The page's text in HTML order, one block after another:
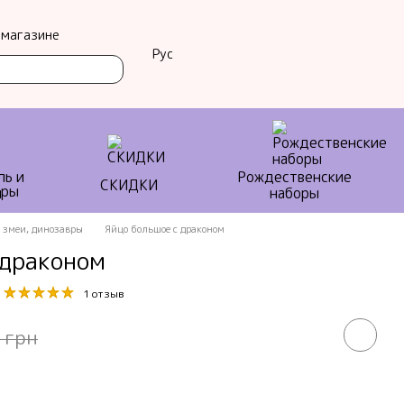
Рус
и
СКИДКИ
Рождественские
наборы
динозавры Яйцо большое с драконом
1 отзыв